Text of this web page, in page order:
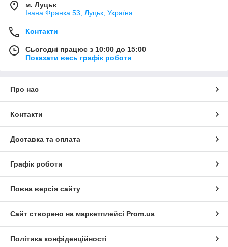
м. Луцьк
Івана Франка 53, Луцьк, Україна
Контакти
Сьогодні працює з 10:00 до 15:00
Показати весь графік роботи
Про нас
Контакти
Доставка та оплата
Графік роботи
Повна версія сайту
Сайт створено на маркетплейсі Prom.ua
Політика конфіденційності